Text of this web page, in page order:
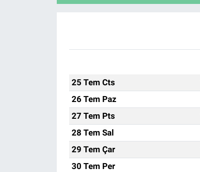
25 Tem Cts
26 Tem Paz
27 Tem Pts
28 Tem Sal
29 Tem Çar
30 Tem Per